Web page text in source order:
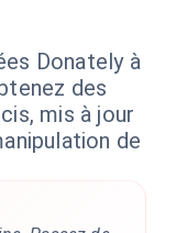
Donately à
des
mis à jour
de